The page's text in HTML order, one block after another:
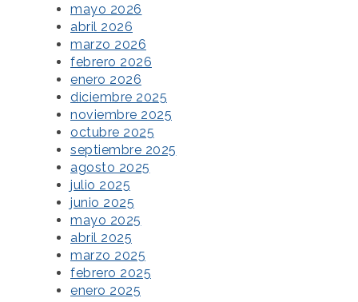
mayo 2026
abril 2026
marzo 2026
febrero 2026
enero 2026
diciembre 2025
noviembre 2025
octubre 2025
septiembre 2025
agosto 2025
julio 2025
junio 2025
mayo 2025
abril 2025
marzo 2025
febrero 2025
enero 2025